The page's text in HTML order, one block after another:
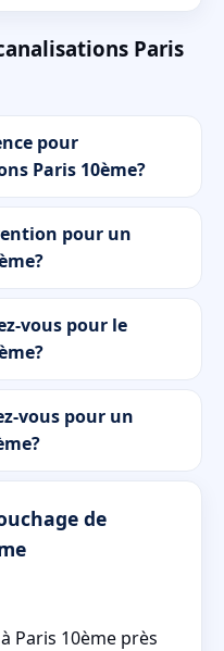
Paris
pour
Paris 10ème?
pour un
vous pour le
vous pour un
de
Paris 10ème près